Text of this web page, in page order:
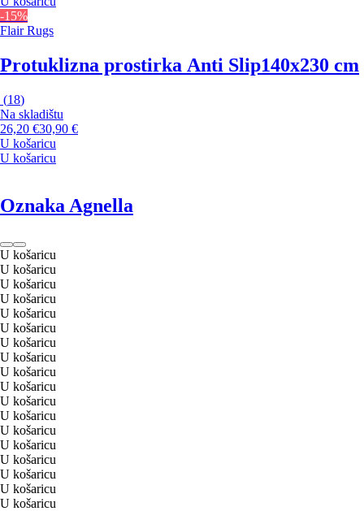
-15%
Flair Rugs
Protuklizna prostirka Anti Slip140x230 cm
(18)
Na skladištu
26,20 €30,90 €
U košaricu
U košaricu
Oznaka Agnella
U košaricu
U košaricu
U košaricu
U košaricu
U košaricu
U košaricu
U košaricu
U košaricu
U košaricu
U košaricu
U košaricu
U košaricu
U košaricu
U košaricu
U košaricu
U košaricu
U košaricu
U košaricu